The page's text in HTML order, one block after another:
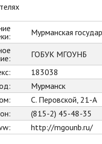
Мурманская
ГОБУК МГОУНБ
183038
Мурманск
С. Перовской, 21-А
(815-2) 45-48-35
http://mgounb.ru/